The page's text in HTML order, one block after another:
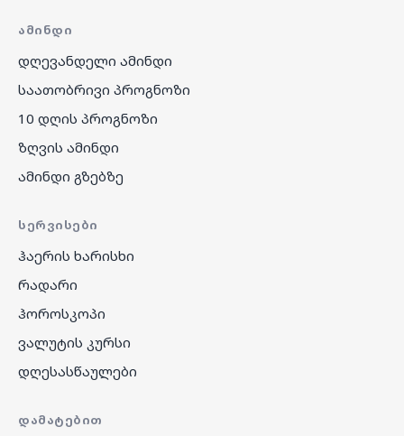
ᲐᲛᲘᲜᲓᲘ
დღევანდელი ამინდი
საათობრივი პროგნოზი
10 დღის პროგნოზი
ზღვის ამინდი
ამინდი გზებზე
ᲡᲔᲠᲕᲘᲡᲔᲑᲘ
ჰაერის ხარისხი
რადარი
ჰოროსკოპი
ვალუტის კურსი
დღესასწაულები
ᲓᲐᲛᲐᲢᲔᲑᲘᲗ